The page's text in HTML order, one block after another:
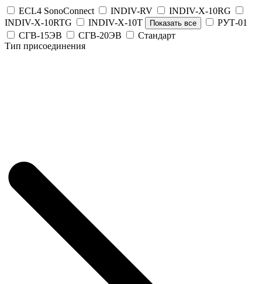
ECL4 SonoConnect INDIV-RV
INDIV-X-10RG
INDIV-X-10RTG
INDIV-X-10T Показать все
РУТ-01
СГВ-15ЭВ
СГВ-20ЭВ
Стандарт
Тип присоединения